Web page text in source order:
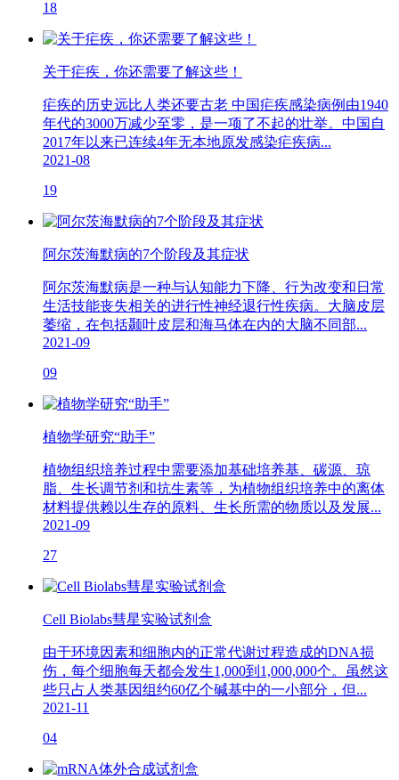
18
关于疟疾，你还需要了解这些！
疟疾的历史远比人类还要古老 中国疟疾感染病例由1940
年代的3000万减少至零，是一项了不起的壮举。中国自
2017年以来已连续4年无本地原发感染疟疾病...
2021-08
19
阿尔茨海默病的7个阶段及其症状
阿尔茨海默病是一种与认知能力下降、行为改变和日常
生活技能丧失相关的进行性神经退行性疾病。大脑皮层
萎缩，在包括颞叶皮层和海马体在内的大脑不同部...
2021-09
09
植物学研究“助手”
植物组织培养过程中需要添加基础培养基、碳源、琼
脂、生长调节剂和抗生素等，为植物组织培养中的离体
材料提供赖以生存的原料、生长所需的物质以及发展...
2021-09
27
Cell Biolabs彗星实验试剂盒
由于环境因素和细胞内的正常代谢过程造成的DNA损
伤，每个细胞每天都会发生1,000到1,000,000个。虽然这
些只占人类基因组约60亿个碱基中的一小部分，但...
2021-11
04